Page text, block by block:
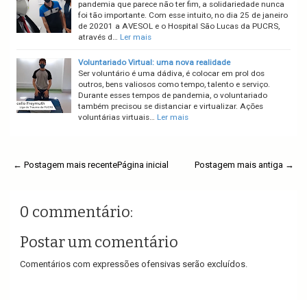
pandemia que parece não ter fim, a solidariedade nunca
foi tão importante. Com esse intuito, no dia 25 de janeiro
de 20201 a AVESOL e o Hospital São Lucas da PUCRS,
através d… Ler mais
Voluntariado Virtual: uma nova realidade
Ser voluntário é uma dádiva, é colocar em prol dos
outros, bens valiosos como tempo, talento e serviço.
Durante esses tempos de pandemia, o voluntariado
também precisou se distanciar e virtualizar. Ações
voluntárias virtuais… Ler mais
← Postagem mais recente Postagem mais antiga →
Página inicial
0 commentário:
Postar um comentário
Comentários com expressões ofensivas serão excluídos.